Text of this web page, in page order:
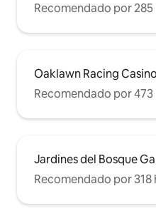
Recomendado por
Oaklawn Racing
Recomendado por
Jardines del Bosque
Recomendado por